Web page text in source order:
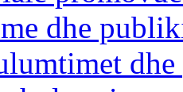
dhe